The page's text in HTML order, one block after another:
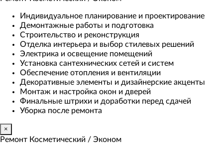
Индивидуальное планирование и проектирование
Демонтажные работы и подготовка
Строительство и реконструкция
Отделка интерьера и выбор стилевых решений
Электрика и освещение помещений
Установка сантехнических сетей и систем
Обеспечение отопления и вентиляции
Декоративные элементы и дизайнерские акценты
Монтаж и настройка окон и дверей
Финальные штрихи и доработки перед сдачей
Уборка после ремонта
×
Ремонт Косметический / Эконом​